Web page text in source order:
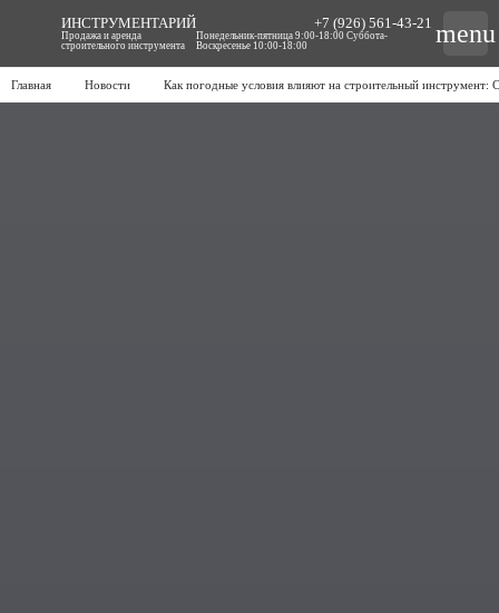
Главная Новости Как погодные условия влияют на строительный инструмент:
ИНСТРУМЕНТАРИЙ
Продажа и аренда
строительного инструмента
+7 (926) 561-43-21
Понедельник-пятница 9:00-18:00 Суббота-
Воскресенье 10:00-18:00
menu